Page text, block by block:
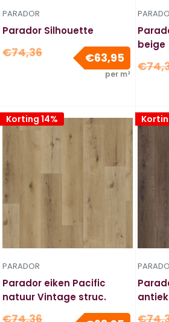
PARADOR
Parador Silhouette
Normale
€74,36 €63,95
per m²
beige
Korting 14%
PARADOR
Parador eiken Pacific
natuur Vintage struc.
Normale
€74,36